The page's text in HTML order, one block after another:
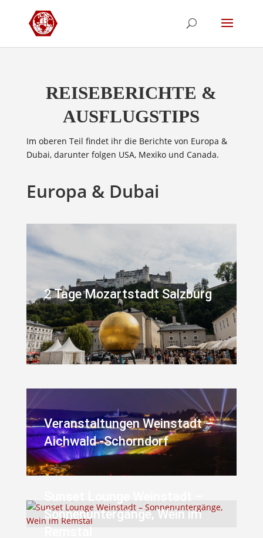
REISEBERICHTE &
AUSFLUGSTIPS
Im oberen Teil findet ihr die Berichte von Europa &
Dubai, darunter folgen USA, Mexiko und Canada.
Europa & Dubai
2 Tage Mozartstadt Salzburg
Veranstaltungen Weinstadt –
Aichwald -Schorndorf
Sonnenuntergänge, Wein im
Remstal